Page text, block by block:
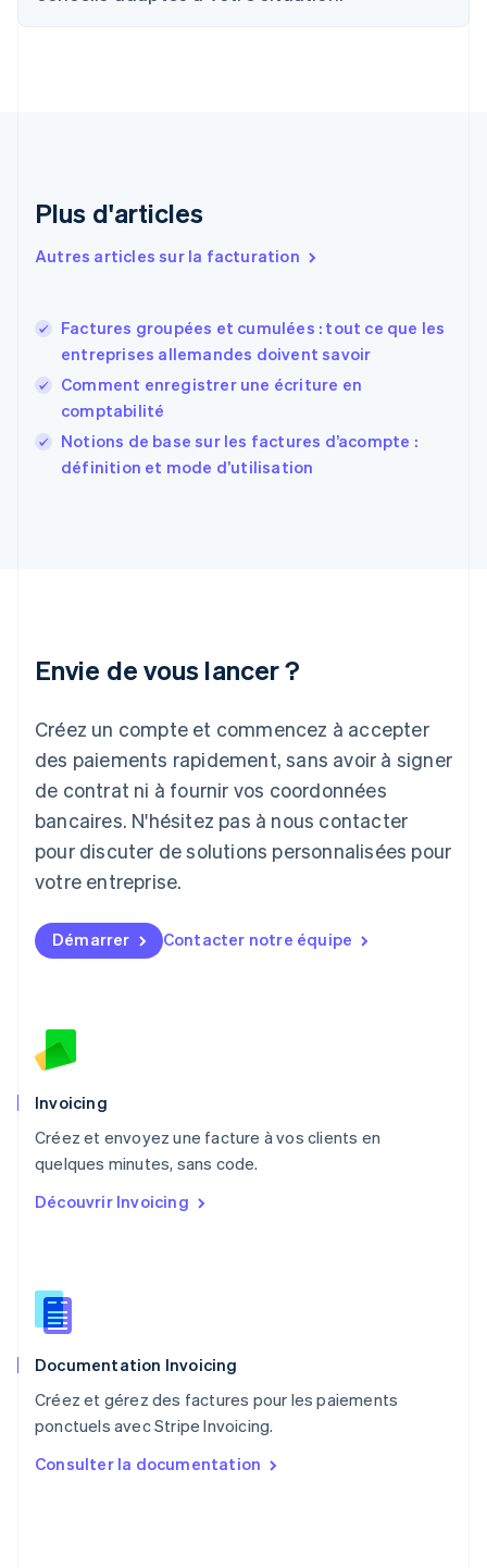
Plus d'articles
Autres articles sur la facturation
Factures groupées et cumulées : tout ce que les
entreprises allemandes doivent savoir
Comment enregistrer une écriture en
comptabilité
Notions de base sur les factures d’acompte :
définition et mode d’utilisation
Envie de vous lancer ?
Créez un compte et commencez à accepter
des paiements rapidement, sans avoir à signer
de contrat ni à fournir vos coordonnées
bancaires. N'hésitez pas à nous contacter
pour discuter de solutions personnalisées pour
votre entreprise.
Démarrer Contacter notre équipe
Invoicing
Créez et envoyez une facture à vos clients en
quelques minutes, sans code.
Découvrir Invoicing
Documentation Invoicing
Créez et gérez des factures pour les paiements
ponctuels avec Stripe Invoicing.
Consulter la documentation
Croatie
Estonie
États-Unis
EnglishSvenska
France
Français
Gibraltar
English
Grèce
Hongrie
日本語 English
English
Liechtenstein
Deutsch English
Lituanie
English
Luxembourg
FrançaisDeutschEnglish
Malaisie
Malte
English
Mexique
English
Nouvelle-Zélande
Pays-Bas
Nederlands
Pologne
English
PortuguêsEnglish
English
Roumanie
Royaume-Uni
Singapour
English 简体中文
English